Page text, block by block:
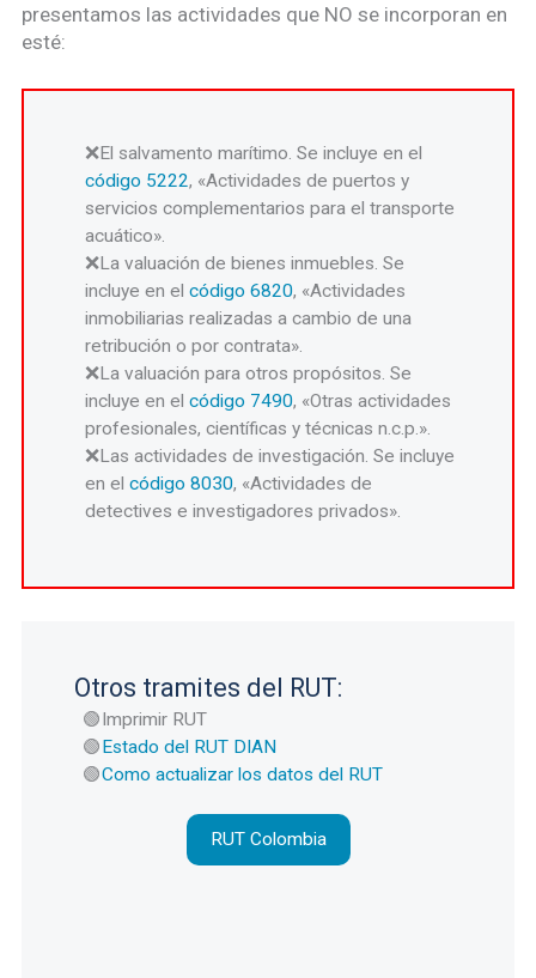
presentamos las actividades que NO se incorporan en
esté:
El salvamento marítimo. Se incluye en el
código 5222, «Actividades de puertos y
servicios complementarios para el transporte
acuático».
La valuación de bienes inmuebles. Se
incluye en elcódigo 6820, «Actividades
inmobiliarias realizadas a cambio de una
retribución o por contrata».
La valuación para otros propósitos. Se
incluye en elcódigo 7490, «Otras actividades
profesionales, científicas y técnicas n.c.p.».
Las actividades de investigación. Se incluye
en elcódigo 8030, «Actividades de
detectives e investigadores privados».
Otros tramites del RUT:
Imprimir RUT
Estado del RUT DIAN
Como actualizar los datos del RUT
RUT Colombia